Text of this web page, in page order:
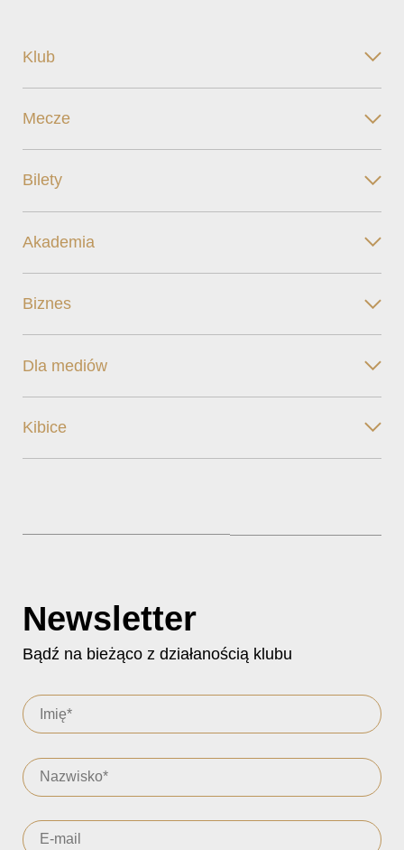
Klub
Mecze
Bilety
Akademia
Biznes
Dla mediów
Kibice
Newsletter
Bądź na bieżąco z działanością klubu